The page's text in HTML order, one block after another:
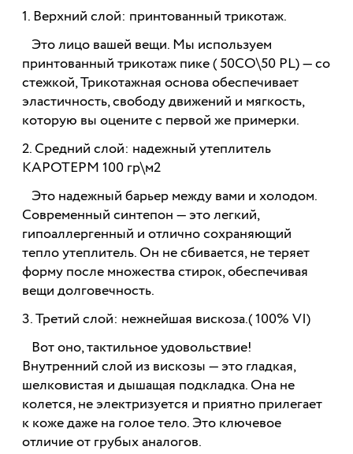
1. Верхний слой: принтованный трикотаж.
Это лицо вашей вещи. Мы используем
принтованный трикотаж пике ( 50СО\50 PL) — со
стежкой, Трикотажная основа обеспечивает
эластичность, свободу движений и мягкость,
которую вы оцените с первой же примерки.
2. Средний слой: надежный утеплитель
КАРОТЕРМ 100 гр\м2
Это надежный барьер между вами и холодом.
Современный синтепон — это легкий,
гипоаллергенный и отлично сохраняющий
тепло утеплитель. Он не сбивается, не теряет
форму после множества стирок, обеспечивая
вещи долговечность.
3. Третий слой: нежнейшая вискоза.( 100% VI)
Вот оно, тактильное удовольствие!
Внутренний слой из вискозы — это гладкая,
шелковистая и дышащая подкладка. Она не
колется, не электризуется и приятно прилегает
к коже даже на голое тело. Это ключевое
отличие от грубых аналогов.